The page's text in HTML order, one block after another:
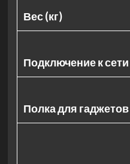
Вес (кг)
Подключение к сети
Полка для гаджетов